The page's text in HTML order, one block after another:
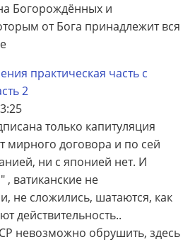
Богорождённых и
от Бога принадлежит вся
практическая часть с
2
только капитуляция
мирного договора и по сей
ни с японией нет. И
, ватиканские не
не сложились, шатаются, как
действительность..
невозможно обрушить, здесь